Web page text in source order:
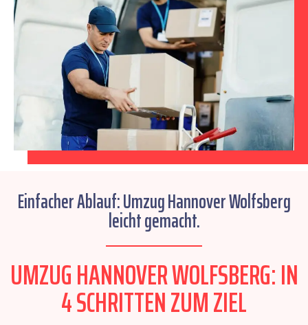
Einfacher Ablauf: Umzug Hannover Wolfsberg
leicht gemacht.
UMZUG HANNOVER WOLFSBERG: IN
4 SCHRITTEN ZUM ZIEL